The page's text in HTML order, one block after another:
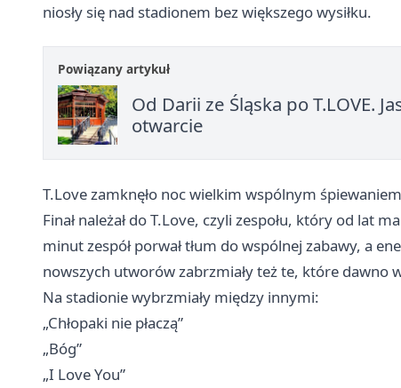
niosły się nad stadionem bez większego wysiłku.
Powiązany artykuł
Od Darii ze Śląska po T.LOVE.
otwarcie
T.Love zamknęło noc wielkim wspólnym śpiewaniem
Finał należał do T.Love, czyli zespołu, który od lat
minut zespół porwał tłum do wspólnej zabawy, a
nowszych utworów zabrzmiały też te, które dawno
Na stadionie wybrzmiały między innymi:
„Chłopaki nie płaczą”
„Bóg”
„I Love You”